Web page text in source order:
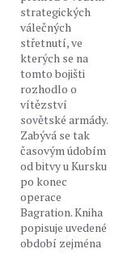
strategických
válečných
střetnutí, ve
kterých se na
tomto bojišti
rozhodlo o
vítězství
sovětské armády.
Zabývá se tak
časovým údobím
od bitvy u Kursku
po konec
operace
Bagration. Kniha
popisuje uvedené
období zejména